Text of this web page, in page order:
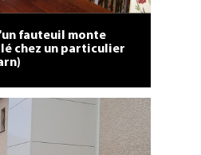
fauteuil monte
chez un particulier